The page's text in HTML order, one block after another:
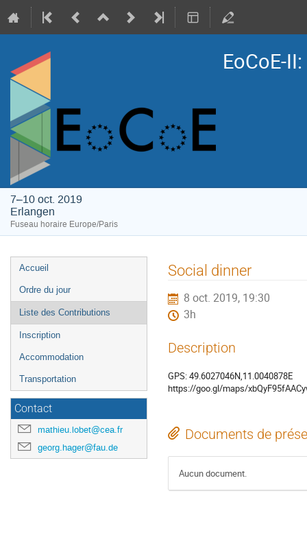
EoCoE-
7–10 oct. 2019
Erlangen
Fuseau horaire Europe/Paris
Menu
de
l'événement
Accueil
Ordre du jour
Liste des Contributions
Inscription
Accommodation
Transportation
Contact
mathieu.lobet@cea.fr
georg.hager@fau.de
Social dinner
8 oct. 2019, 19:30
3h
Description
GPS: 49.6027046N,11.0040878E
https://goo.gl/maps/
Documents de
Aucun document.